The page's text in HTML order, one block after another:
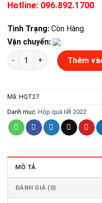
Hotline: 096.892.1700
Tình Trạng: Còn Hàng
Vận chuyển:
Hộp Quà Tết Nhập Khẩu
Thêm
Mã: HQT27
Danh mục: Hộp quà tết 2022
MÔ TẢ
ĐÁNH GIÁ (0)